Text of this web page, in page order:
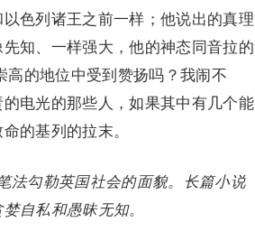
色列诸王之前一样；他说出的真理
知、一样强大，他的神态同音拉的
高的地位中受到赞扬吗？我闹不
电光的那些人，如果其中有几个能
的基列的拉末。
法勾勒英国社会的面貌。长篇小说
自私和愚昧无知。